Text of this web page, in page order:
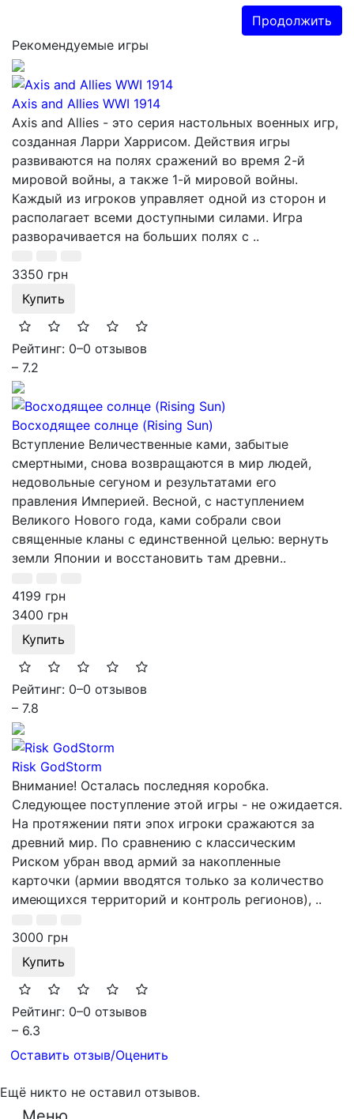
Продолжить
Рекомендуемые игры
Axis and Allies WWI 1914
Axis and Allies - это серия настольных военных игр,
созданная Ларри Харрисом. Действия игры
развиваются на полях сражений во время 2-й
мировой войны, а также 1-й мировой войны.
Каждый из игроков управляет одной из сторон и
располагает всеми доступными силами. Игра
разворачивается на больших полях с ..
3350 грн
Купить
Рейтинг: 0–0 отзывов
– 7.2
Восходящее солнце (Rising Sun)
Вступление Величественные ками, забытые
смертными, снова возвращаются в мир людей,
недовольные сегуном и результатами его
правления Империей. Весной, с наступлением
Великого Нового года, ками собрали свои
священные кланы с единственной целью: вернуть
земли Японии и восстановить там древни..
4199 грн
3400 грн
Купить
Рейтинг: 0–0 отзывов
– 7.8
Risk GodStorm
Внимание! Осталась последняя коробка.
Следующее поступление этой игры - не ожидается.
На протяжении пяти эпох игроки сражаются за
древний мир. По сравнению с классическим
Риском убран ввод армий за накопленные
карточки (армии вводятся только за количество
имеющихся территорий и контроль регионов), ..
3000 грн
Купить
Рейтинг: 0–0 отзывов
– 6.3
Оставить отзыв/Оценить
Ещё никто не оставил отзывов.